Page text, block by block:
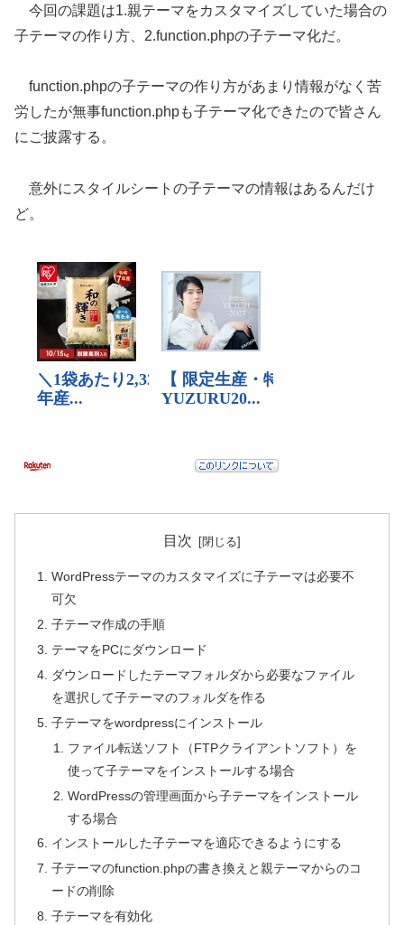
今回の課題は1.親テーマをカスタマイズしていた場合の
子テーマの作り方、2.function.phpの子テーマ化だ。
function.phpの子テーマの作り方があまり情報がなく苦
労したが無事function.phpも子テーマ化できたので皆さん
にご披露する。
意外にスタイルシートの子テーマの情報はあるんだけ
ど。
目次
WordPressテーマのカスタマイズに子テーマは必要不
可欠
子テーマ作成の手順
テーマをPCにダウンロード
ダウンロードしたテーマフォルダから必要なファイル
を選択して子テーマのフォルダを作る
子テーマをwordpressにインストール
ファイル転送ソフト（FTPクライアントソフト）を
使って子テーマをインストールする場合
WordPressの管理画面から子テーマをインストール
する場合
インストールした子テーマを適応できるようにする
子テーマのfunction.phpの書き換えと親テーマからのコ
ードの削除
子テーマを有効化